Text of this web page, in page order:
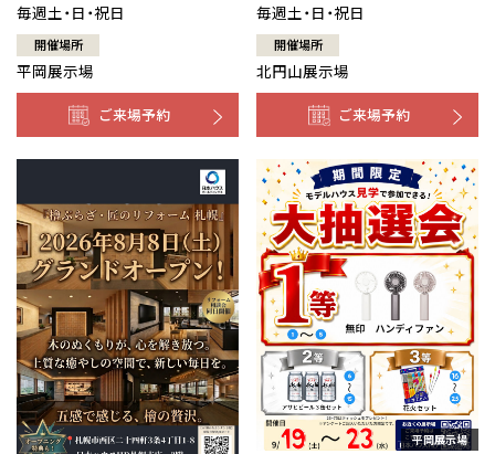
毎週土・日・祝日
開催場所
平岡展示場
ご来場予約
毎週土・日・祝日
開催場所
北円山展示場
ご来場予約